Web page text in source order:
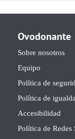
Ovodonante
Sobre nosotros
Equipo
Política de
Política de
Accesibilidad
Política de Redes